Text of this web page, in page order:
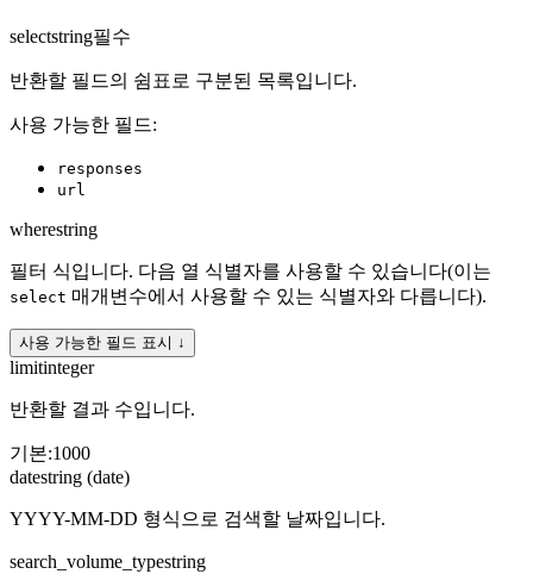
selectstring필수
반환할 필드의 쉼표로 구분된 목록입니다.
사용 가능한 필드:
responses
url
wherestring
필터 식입니다. 다음 열 식별자를 사용할 수 있습니다(이는
select 매개변수에서 사용할 수 있는 식별자와 다릅니다).
사용 가능한 필드 표시 ↓
limitinteger
반환할 결과 수입니다.
기본:1000
datestring (date)
YYYY-MM-DD 형식으로 검색할 날짜입니다.
search_volume_typestring